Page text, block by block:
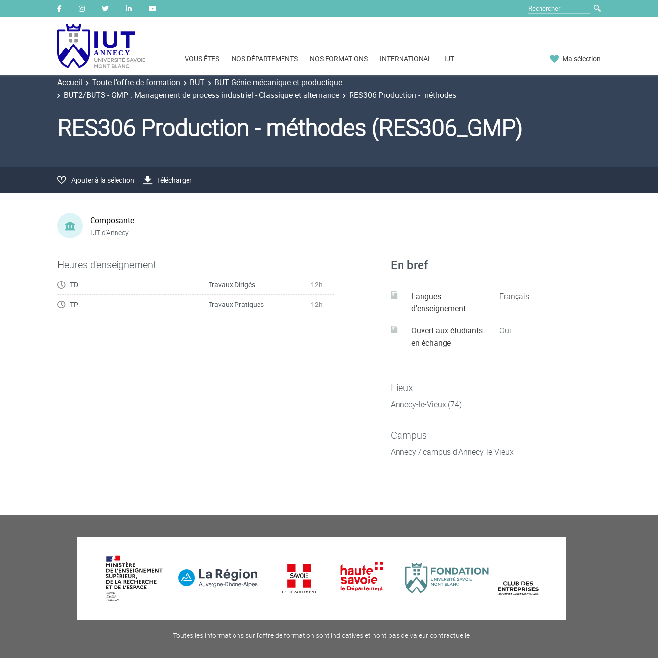
VOUS ÊTES NOS DÉPARTEMENTS NOS FORMATIONS INTERNATIONAL IUT Ma sélection
Accueil Toute l'offre de formation BUT
BUT Génie mécanique et productique
BUT2/BUT3 - GMP : Management de process industriel - Classique et alternance
RES306 Production - méthodes
RES306 Production - méthodes (RES306_GMP)
Ajouter à la sélection Télécharger
Composante
IUT d'Annecy
Heures d'enseignement
TD Travaux Dirigés 12h
TP Travaux Pratiques 12h
En bref
Langues
d'enseignement
Français
Ouvert aux étudiants
en échange
Oui
Lieux
Annecy-le-Vieux (74)
Campus
Annecy / campus d'Annecy-le-Vieux
Toutes les informations sur l'offre de formation sont indicatives et n'ont pas de valeur contractuelle.